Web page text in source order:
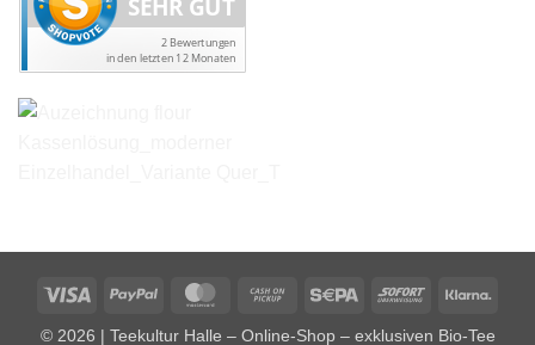
Visa PayPal MasterCardCash
Sepa Sofort
© 2026 | Teekultur Halle – Online-Shop – exklusiven Bio-Tee